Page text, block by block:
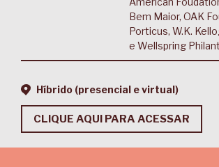
Bem Maior, OAK
Porticus, W.K.
e Wellspring
Híbrido (presencial e virtual)
CLIQUE AQUI PARA ACESSAR